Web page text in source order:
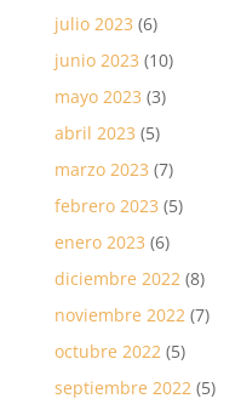
julio 2023 (6)
junio 2023 (10)
mayo 2023 (3)
abril 2023 (5)
marzo 2023 (7)
febrero 2023 (5)
enero 2023 (6)
diciembre 2022 (8)
noviembre 2022 (7)
octubre 2022 (5)
septiembre 2022 (5)